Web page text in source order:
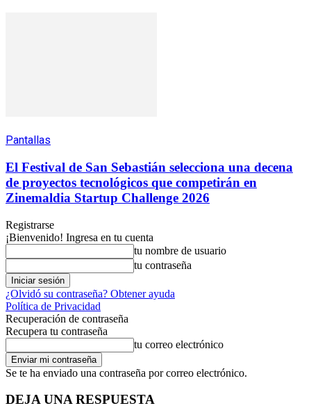
Pantallas
El Festival de San Sebastián selecciona una decena
de proyectos tecnológicos que competirán en
Zinemaldia Startup Challenge 2026
Registrarse
¡Bienvenido! Ingresa en tu cuenta
tu nombre de usuario
tu contraseña
¿Olvidó su contraseña? Obtener ayuda
Política de Privacidad
Recuperación de contraseña
Recupera tu contraseña
tu correo electrónico
Se te ha enviado una contraseña por correo electrónico.
DEJA UNA RESPUESTA